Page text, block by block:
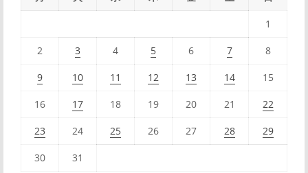
1
2 3 4 5 6 7 8
9 10 11 12 13 14 15
16 17 18 19 20 21 22
23 24 25 26 27 28 29
30
31